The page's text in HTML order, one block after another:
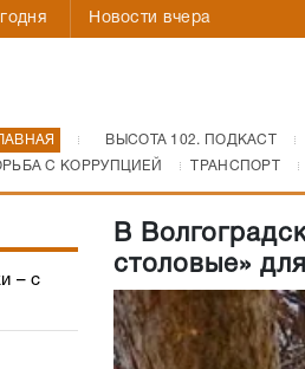
Новости вчера
ВЫСОТА 102. ПОДКАСТ
С КОРРУПЦИЕЙ
ТРАНСПОРТ
– с
В
столовые»